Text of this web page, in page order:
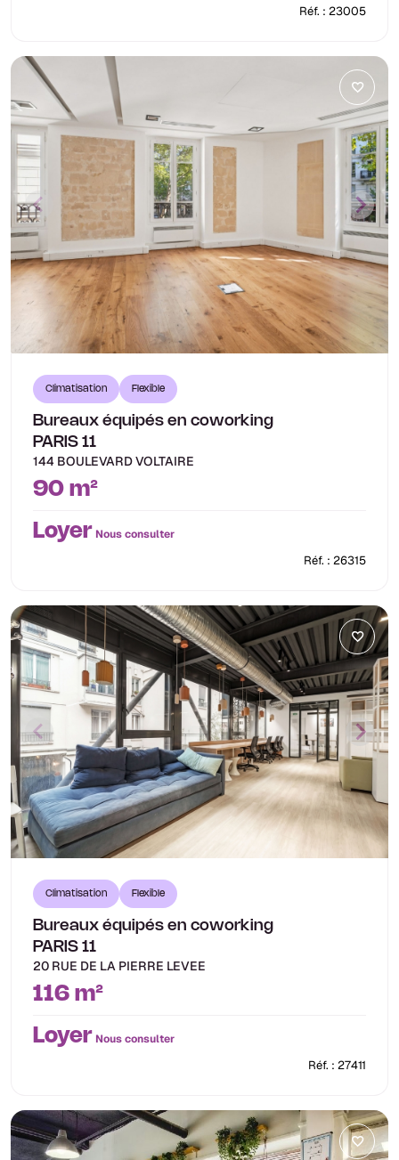
Réf. : 23005
Climatisation Flexible
Bureaux équipés en coworking
PARIS 11
144 BOULEVARD VOLTAIRE
90 m²
Loyer Nous consulter
Réf. : 26315
Climatisation Flexible
Bureaux équipés en coworking
PARIS 11
20 RUE DE LA PIERRE LEVEE
116 m²
Loyer Nous consulter
Réf. : 27411